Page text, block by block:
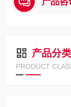
产品分类
PRODUCT